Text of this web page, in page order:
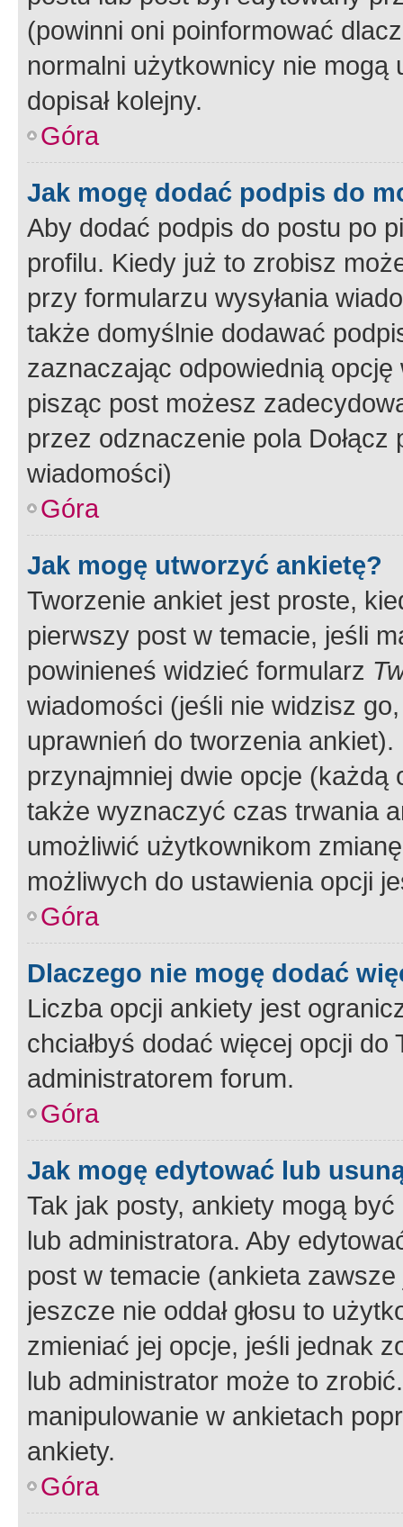
(powinni oni poinformować
normalni użytkownicy nie
dopisał kolejny.
Góra
Jak mogę dodać podpis do
Aby dodać podpis do postu po
profilu. Kiedy już to zrobisz
przy formularzu wysyłania
także domyślnie dodawać
zaznaczając odpowiednią
pisząc post możesz
przez odznaczenie pola
wiadomości)
Góra
Jak mogę utworzyć ankietę?
Tworzenie ankiet jest proste,
pierwszy post w temacie, jeśli
powinieneś widzieć formularz
wiadomości (jeśli nie widzisz
uprawnień do tworzenia
przynajmniej dwie opcje
także wyznaczyć czas trwania
umożliwić użytkownikom
możliwych do ustawienia opcji
Góra
Dlaczego nie mogę dodać
Liczba opcji ankiety jest
chciałbyś dodać więcej opcji
administratorem forum.
Góra
Jak mogę edytować lub
Tak jak posty, ankiety mogą
lub administratora. Aby
post w temacie (ankieta
jeszcze nie oddał głosu to
zmieniać jej opcje, jeśli jednak
lub administrator może to
manipulowanie w ankietach
ankiety.
Góra